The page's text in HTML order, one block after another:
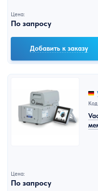
Цена:
По запросу
Добавить к заказу
Цена:
По запросу